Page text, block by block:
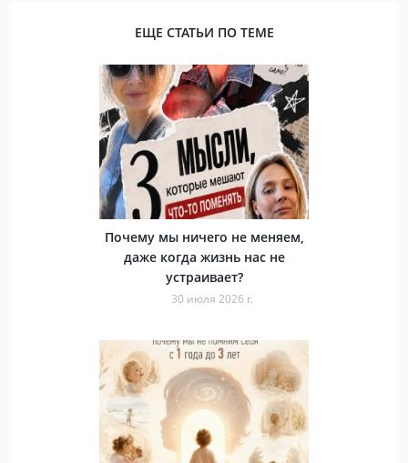
ЕЩЕ СТАТЬИ ПО ТЕМЕ
Почему мы ничего не меняем,
даже когда жизнь нас не
устраивает?
30 июля 2026 г.